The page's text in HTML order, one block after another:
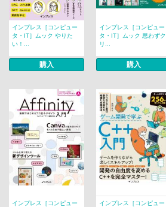
インプレス［コンピュー
タ・IT］ムック やりた
い！...
購入
インプレス［コンピュー
タ・IT］ムック 思わずク
リ...
購入
インプレス［コンピュー
インプレス［コンピュー